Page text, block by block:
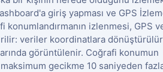
giriş yapması ve GPS
konumlandırmanın izlenmesi, GPS
veriler koordinatlara dönüştürülür
görüntülenir. Coğrafi konumun
gecikme 10 saniyeden